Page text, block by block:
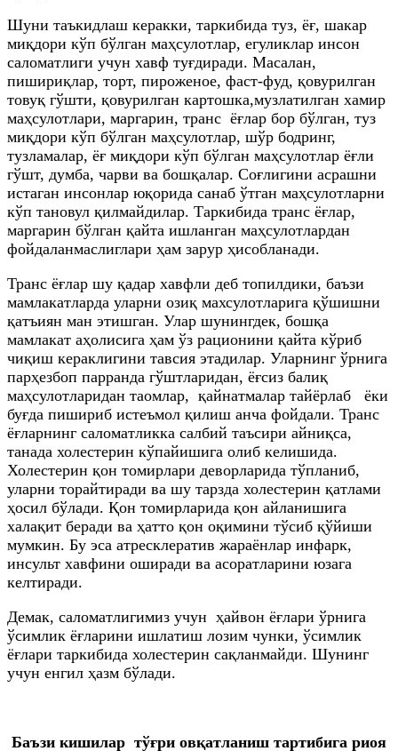
Шуни таъкидлаш керакки, таркибида туз, ёғ, шакар
миқдори кўп бўлган маҳсулотлар, егуликлар инсон
саломатлиги учун хавф туғдиради. Масалан,
пишириқлар, торт, пироженое, фаст-фуд, қовурилган
товуқ гўшти, қовурилган картошка,музлатилган хамир
маҳсулотлари, маргарин, транс ёғлар бор бўлган, туз
миқдори кўп бўлган маҳсулотлар, шўр бодринг,
тузламалар, ёғ миқдори кўп бўлган маҳсулотлар ёғли
гўшт, думба, чарви ва бошқалар. Соғлигини асрашни
истаган инсонлар юқорида санаб ўтган маҳсулотларни
кўп тановул қилмайдилар. Таркибида транс ёғлар,
маргарин бўлган қайта ишланган маҳсулотлардан
фойдаланмаслиглари ҳам зарур ҳисобланади.
Транс ёғлар шу қадар хавфли деб топилдики, баъзи
мамлакатларда уларни озиқ махсулотларига қўшишни
қатъиян ман этишган. Улар шунингдек, бошқа
мамлакат аҳолисига ҳам ўз рационини қайта кўриб
чиқиш кераклигини тавсия этадилар. Уларнинг ўрнига
парҳезбоп парранда гўштларидан, ёғсиз балиқ
маҳсулотларидан таомлар, қайнатмалар тайёрлаб ёки
буғда пишириб истеъмол қилиш анча фойдали. Транс
ёғларнинг саломатликка салбий таъсири айниқса,
танада холестерин кўпайишига олиб келишида.
Холестерин қон томирлари деворларида тўпланиб,
уларни торайтиради ва шу тарзда холестерин қатлами
ҳосил бўлади. Қон томирларида қон айланишига
халақит беради ва ҳатто қон оқимини тўсиб қўйиши
мумкин. Бу эса атресклератив жараёнлар инфарк,
инсульт хавфини оширади ва асоратларини юзага
келтиради.
Демак, саломатлигимиз учун ҳайвон ёғлари ўрнига
ўсимлик ёғларини ишлатиш лозим чунки, ўсимлик
ёғлари таркибида холестерин сақланмайди. Шунинг
учун енгил ҳазм бўлади.
Баъзи кишилар тўғри овқатланиш тартибига риоя